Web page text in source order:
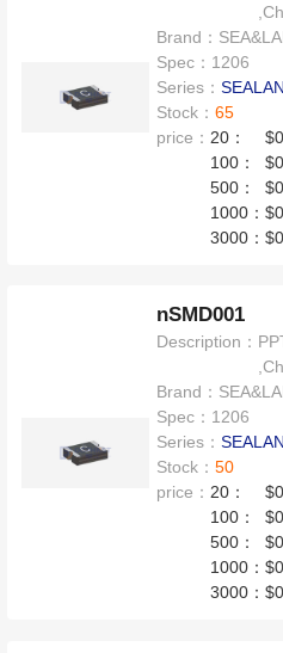
Brand：
Spec： 1206
Series：
Stock：65
price： 20：
100：
500：
1000：
3000：
nSMD001
Description：
Brand：
Spec： 1206
Series：
Stock：50
price：20：
100：
500：
1000：
3000：